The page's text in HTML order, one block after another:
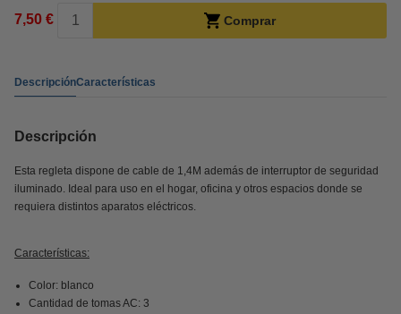
7,50 € Comprar
DescripciónCaracterísticas
Descripción
Esta regleta dispone de cable de 1,4M además de interruptor de seguridad
iluminado. Ideal para uso en el hogar, oficina y otros espacios donde se
requiera distintos aparatos eléctricos.
Características:
Color: blanco
Cantidad de tomas AC: 3